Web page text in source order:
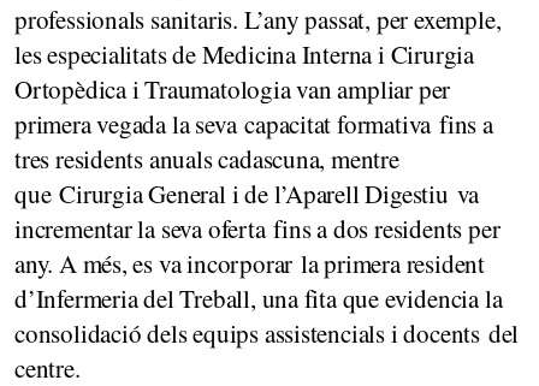
professionals sanitaris. L’any passat, per exemple,
les especialitats de Medicina Interna i Cirurgia
Ortopèdica i Traumatologia van ampliar per
primera vegada la seva capacitat formativa fins a
tres residents anuals cadascuna, mentre
que Cirurgia General i de l’Aparell Digestiu va
incrementar la seva oferta fins a dos residents per
any. A més, es va incorporar la primera resident
d’Infermeria del Treball, una fita que evidencia la
consolidació dels equips assistencials i docents del
centre.